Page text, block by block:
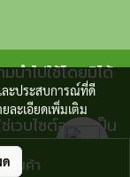
สินค้า
นำไปใช้โดยมิได้
วบไซต์อย่างเป็น
ลน์ ยูนิตี้
ละประสบการณ์ที่ดี
ละเอียดเพิ่มเติม